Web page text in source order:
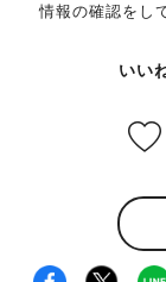
情報の確認をし
いい